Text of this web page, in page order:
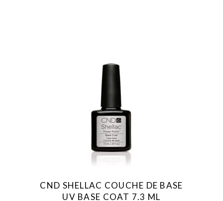
CND SHELLAC COUCHE DE BASE
UV BASE COAT 7.3 ML